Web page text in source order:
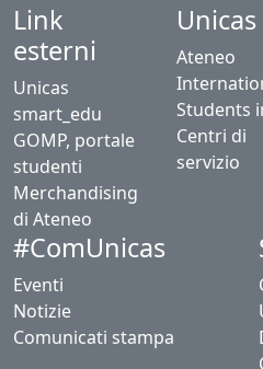
Link
esterni
Unicas
smart_edu
GOMP, portale
studenti
Merchandising
di Ateneo
Unicas
Ateneo
Students
Centri di
servizio
#ComUnicas
Eventi
Notizie
Comunicati stampa